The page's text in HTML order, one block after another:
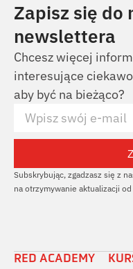
Zapisz się do
newslettera
Chcesz więcej
interesujące
aby być na bieżąco?
Subskrybując, zgadzasz się z
na otrzymywanie aktualizacji
RED ACADEMY